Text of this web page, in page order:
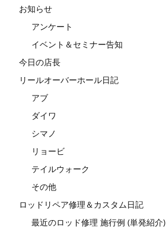
お知らせ
アンケート
イベント＆セミナー告知
今日の店長
リールオーバーホール日記
アブ
ダイワ
シマノ
リョービ
テイルウォーク
その他
ロッドリペア修理＆カスタム日記
最近のロッド修理 施行例 (単発紹介)